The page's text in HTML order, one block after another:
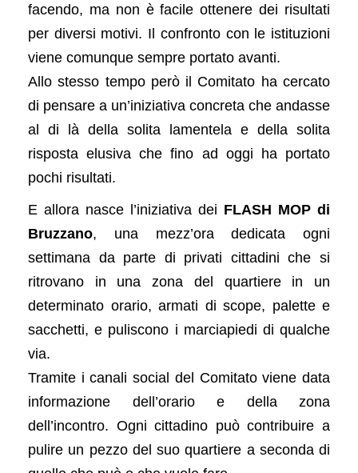
facendo, ma non è facile ottenere dei risultati
per diversi motivi. Il confronto con le istituzioni
viene comunque sempre portato avanti.
Allo stesso tempo però il Comitato ha cercato
di pensare a un’iniziativa concreta che andasse
al di là della solita lamentela e della solita
risposta elusiva che fino ad oggi ha portato
pochi risultati.
E allora nasce l’iniziativa dei FLASH MOP di
Bruzzano, una mezz’ora dedicata ogni
settimana da parte di privati cittadini che si
ritrovano in una zona del quartiere in un
determinato orario, armati di scope, palette e
sacchetti, e puliscono i marciapiedi di qualche
via.
Tramite i canali social del Comitato viene data
informazione dell’orario e della zona
dell’incontro. Ogni cittadino può contribuire a
pulire un pezzo del suo quartiere a seconda di